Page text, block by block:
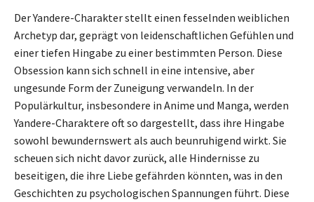
Der Yandere-Charakter stellt einen fesselnden weiblichen
Archetyp dar, geprägt von leidenschaftlichen Gefühlen und
einer tiefen Hingabe zu einer bestimmten Person. Diese
Obsession kann sich schnell in eine intensive, aber
ungesunde Form der Zuneigung verwandeln. In der
Populärkultur, insbesondere in Anime und Manga, werden
Yandere-Charaktere oft so dargestellt, dass ihre Hingabe
sowohl bewundernswert als auch beunruhigend wirkt. Sie
scheuen sich nicht davor zurück, alle Hindernisse zu
beseitigen, die ihre Liebe gefährden könnten, was in den
Geschichten zu psychologischen Spannungen führt. Diese